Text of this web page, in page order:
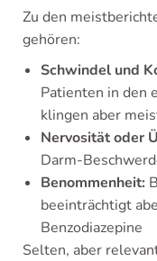
Zu den
gehören:
Schwindel und
Patienten in den
klingen aber
Nervosität oder
Darm-
Benommenheit:
beeinträchtigt
Benzodiazepine
Selten, aber